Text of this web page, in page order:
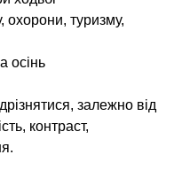
охорони, туризму,
осінь
залежно від
контраст,